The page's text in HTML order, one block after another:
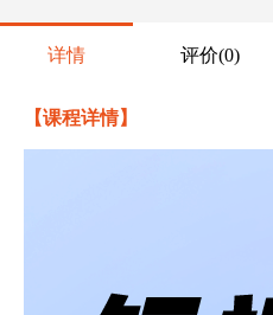
详情 评价(0)
【课程详情】